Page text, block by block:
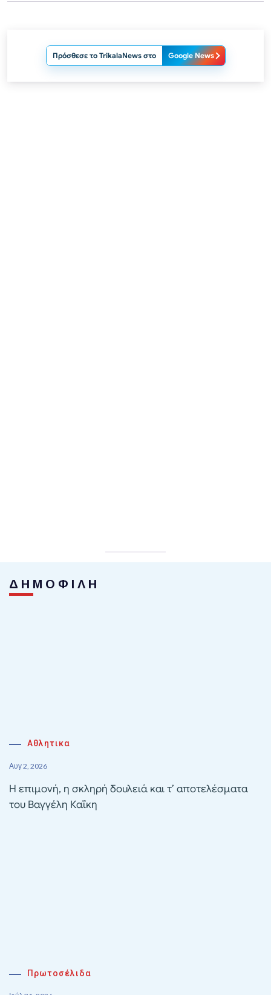
Πρόσθεσε το TrikalaNews στο Google News
ΔΗΜΟΦΙΛΗ
Αθλητικα
Αυγ 2, 2026
Η επιμονή, η σκληρή δουλειά και τ’ αποτελέσματα
του Βαγγέλη Καΐκη
Πρωτοσέλιδα